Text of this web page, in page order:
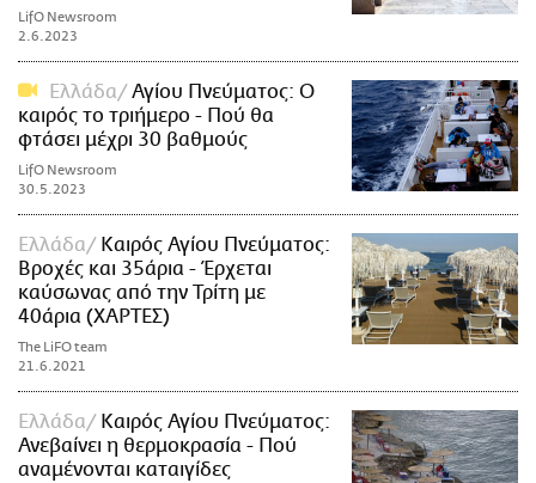
LifO Newsroom
2.6.2023
Ελλάδα
Αγίου Πνεύματος: Ο
καιρός το τριήμερο - Πού θα
φτάσει μέχρι 30 βαθμούς
LifO Newsroom
30.5.2023
Ελλάδα
Καιρός Αγίου Πνεύματος:
Βροχές και 35άρια - Έρχεται
καύσωνας από την Τρίτη με
40άρια (ΧΑΡΤΕΣ)
The LiFO team
21.6.2021
Ελλάδα
Καιρός Αγίου Πνεύματος:
Ανεβαίνει η θερμοκρασία - Πού
αναμένονται καταιγίδες